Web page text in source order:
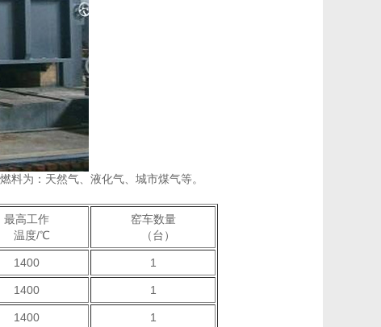
料为：天然气、液化气、城市煤气等。
最高工作
温度/℃
窑车数量
（台）
1400 1
1400 1
1400 1